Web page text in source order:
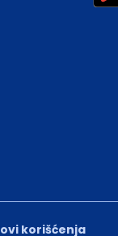
korišćenja